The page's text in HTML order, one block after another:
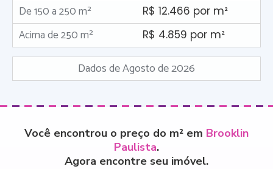
De 150 a 250 m² R$ 12.466 por m²
Acima de 250 m² R$ 4.859 por m²
Dados de Agosto de 2026
Você encontrou o preço do m² em Brooklin
Paulista.
Agora encontre seu imóvel.